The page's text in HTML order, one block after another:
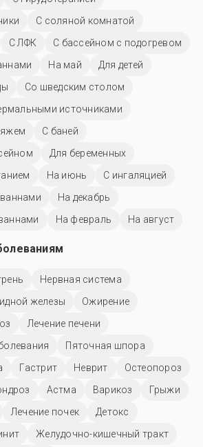
С соляной комнатой
С ЛФК
С бассейном с подогревом
На май
Для детей
Со шведским столом
источниками
С баней
Для беременных
На июнь
С ингаляцией
На декабрь
На февраль На август
Нервная система
железы
Ожирение
Лечение печени
Пяточная шпора
Гастрит Неврит
Остеопороз
Астма Варикоз
Грыжи
Лечение почек
Детокс
Желудочно-кишечный тракт